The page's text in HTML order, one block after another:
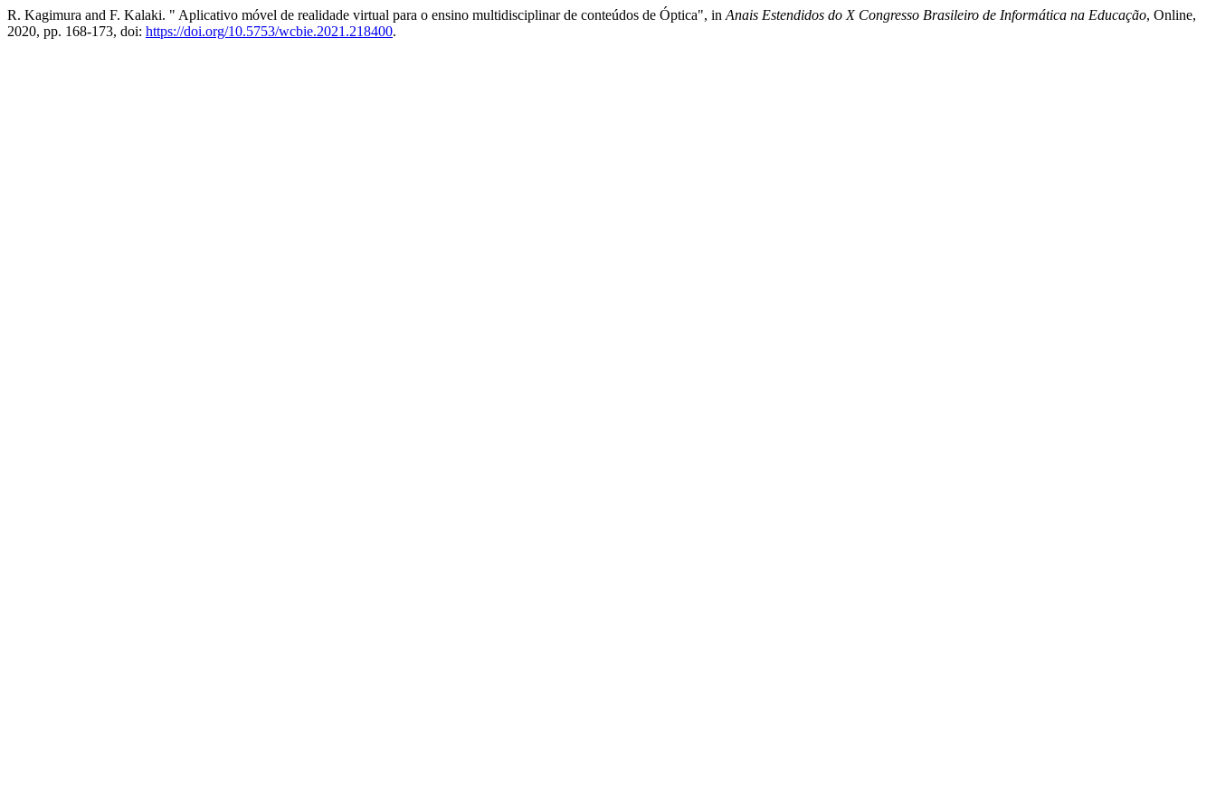
R. Kagimura and F. Kalaki. " Aplicativo móvel de realidade virtual para o ensino multidisciplinar de conteúdos de Óptica", in Anais Estendidos do X Congresso Brasileiro de Informática na Educação, Online,
2020, pp. 168-173, doi: https://doi.org/10.5753/wcbie.2021.218400.